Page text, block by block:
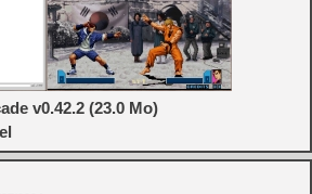
v0.42.2 (23.0 Mo)